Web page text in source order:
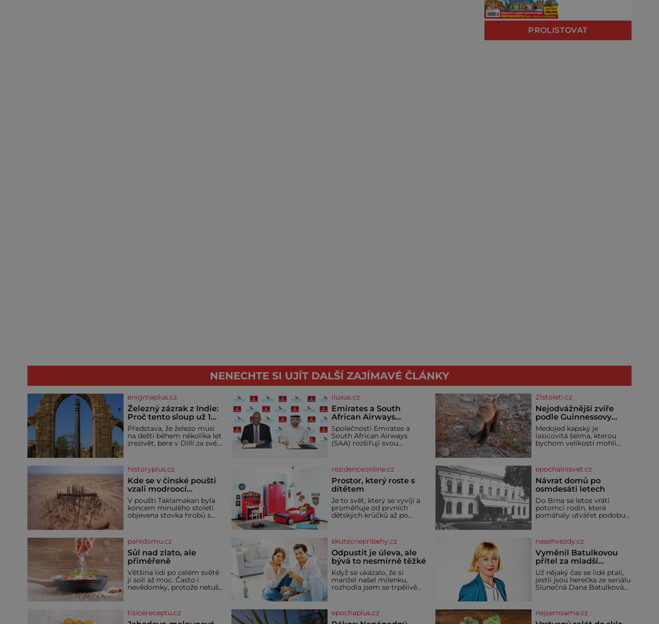
PROLISTOVAT
NENECHTE SI UJÍT DALŠÍ ZAJÍMAVÉ ČLÁNKY
enigmaplus.cz
Železný zázrak z Indie:
Proč tento sloup už 1
600 let nezná rez?
Představa, že železo musí
na dešti během několika let
zrezivět, bere v Dillí za své.
vysoký železný sloup, který
už přibližně 1 600 let
odolává počasí
iluxus.cz
Emirates a South
African Airways
rozšiřují partnerství.
Cestujícím nově
zpřístupní dalších
Společnosti Emirates a
South African Airways
(SAA) rozšiřují svou
dohoda zpřístupní
cestujícím devět dalších
destinací v jižní a střední
Africe a u
21stoleti.cz
Nejodvážnější zvíře
podle Guinnessovy
knihy rekordů?
Šelmička s pruhem na
hřbetě!
Medojed kapský je
lasicovitá šelma, kterou
bychom velikostí mohli
nebojácná, ostatně bývá
označována za
nejodvážnější zvíře vůbec. V
této souvislosti je dokonc
historyplus.cz
Kde se v čínské poušti
vzali modroocí
blonďáci?
V poušti Taklamakan byla
koncem minulého století
objevena stovka hrobů s
byli pohřbeni s úctou a
četnými milodary. Asi
nejvíc přitom vědce zaujal
hrob tříměsíčního
chlapečka s modrou
filcovou čapkou, z níž se
draly blonďaté vlásky. Fakt,
že jsou těla dávných lidí
klimatickým podmínkám.
Sucho, prosolené písky a
rezidenceonline.cz
Prostor, který roste s
dítětem
Je to svět, který se vyvíjí a
proměňuje od prvních
dětských krůčků až po
bezpečí, kreativitu,
soustředění i odpočinek a
reaguje na každou etapu
života a specifické potřeby
dítěte. Pro nejmenší je
klíčová jednoduchost,
měkkost a bezpečí, proto
by pokoj miminka měl
epochalnisvet.cz
Návrat domů po
osmdesáti letech
Do Brna se letos vrátí
potomci rodin, které
pomáhaly utvářet podobu
světová válka. Příběhy rodů
Placzek, Löw-Beer,
Fuhrmann, Kohn a Stiassni
se stanou jednou z hlavních
dramaturgických linií
festivalu židovské kultury
ŠTETL FEST 2026. Některé
návraty nejsou jednoduché.
vyprávění, už dávno
panidomu.cz
Sůl nad zlato, ale
přiměřeně
Většina lidí po celém světě
jí soli až moc. Často i
nevědomky, protože netuší,
vyráběných potravinách,
dokonce i těch sladkých.
skutecnepribehy.cz
Odpustit je úleva, ale
bývá to nesmírně těžké
Když se ukázalo, že si
manžel našel milenku,
rozhodla jsem se trpělivě
rodině. Možná je to jedna z
nejtěžších věcí na světě. Ale
nasehvezdy.cz
Vyměnil Batulkovou
přítel za mladší
exemplář?
Už nějaký čas se lidé ptali,
jestli jsou herečka ze seriálu
Slunečná Dana Batulková
vůbec spolu. Herečka od
sebe přítele od samého
tisicereceptu.cz epochaplus.cz nejsemsama.cz